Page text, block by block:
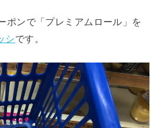
ポンで「プレミアムロール」を
シです。